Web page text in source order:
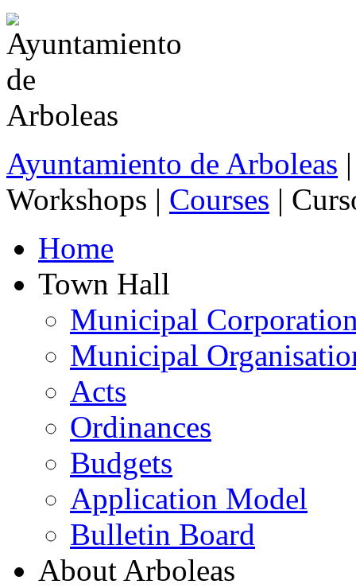
Ayuntamiento de Arboleas
Workshops | Courses |
Home
Town Hall
Municipal
Municipal
Acts
Ordinances
Budgets
Application Model
Bulletin Board
About Arboleas